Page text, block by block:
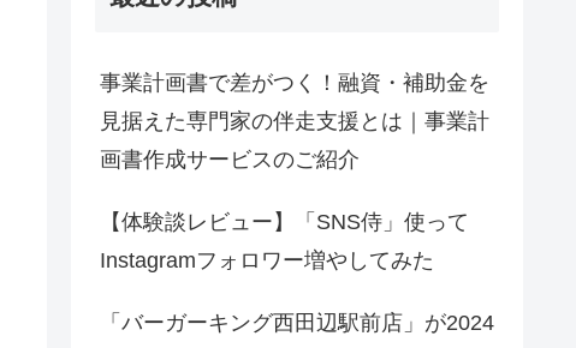
事業計画書で差がつく！融資・補助金を
見据えた専門家の伴走支援とは｜事業計
画書作成サービスのご紹介
【体験談レビュー】「SNS侍」使って
Instagramフォロワー増やしてみた
「バーガーキング西田辺駅前店」が2024